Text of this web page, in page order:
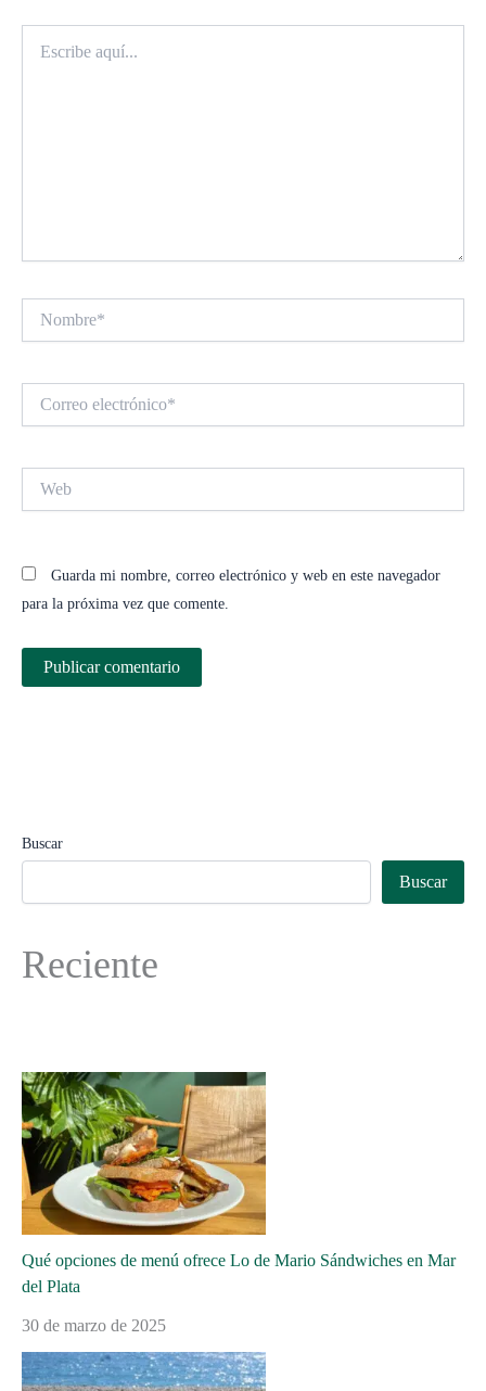
aquí...
electrónico*
Guarda mi nombre, correo electrónico y web en este navegador
para la próxima vez que comente.
Buscar
Buscar
Reciente
Qué opciones de menú ofrece Lo de Mario Sándwiches en Mar
del Plata
30 de marzo de 2025